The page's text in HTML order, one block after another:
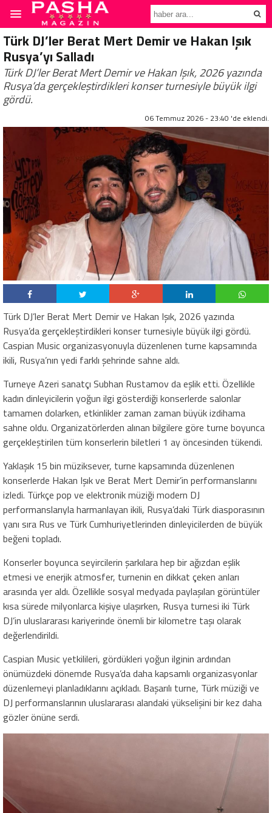
Türk DJ’ler Berat Mert Demir ve Hakan Işık
Rusya’yı Salladı
Türk DJ’ler Berat Mert Demir ve Hakan Işık, 2026 yazında
Rusya’da gerçekleştirdikleri konser turnesiyle büyük ilgi
gördü.
06 Temmuz 2026 - 23:40 'de eklendi.
Türk DJ’ler Berat Mert Demir ve Hakan Işık, 2026 yazında
Rusya’da gerçekleştirdikleri konser turnesiyle büyük ilgi gördü.
Caspian Music organizasyonuyla düzenlenen turne kapsamında
ikili, Rusya’nın yedi farklı şehrinde sahne aldı.
Turneye Azeri sanatçı Subhan Rustamov da eşlik etti. Özellikle
kadın dinleyicilerin yoğun ilgi gösterdiği konserlerde salonlar
tamamen dolarken, etkinlikler zaman zaman büyük izdihama
sahne oldu. Organizatörlerden alınan bilgilere göre turne boyunca
gerçekleştirilen tüm konserlerin biletleri 1 ay öncesinden tükendi.
Yaklaşık 15 bin müziksever, turne kapsamında düzenlenen
konserlerde Hakan Işık ve Berat Mert Demir’in performanslarını
izledi. Türkçe pop ve elektronik müziği modern DJ
performanslarıyla harmanlayan ikili, Rusya’daki Türk diasporasının
yanı sıra Rus ve Türk Cumhuriyetlerinden dinleyicilerden de büyük
beğeni topladı.
Konserler boyunca seyircilerin şarkılara hep bir ağızdan eşlik
etmesi ve enerjik atmosfer, turnenin en dikkat çeken anları
arasında yer aldı. Özellikle sosyal medyada paylaşılan görüntüler
kısa sürede milyonlarca kişiye ulaşırken, Rusya turnesi iki Türk
DJ’in uluslararası kariyerinde önemli bir kilometre taşı olarak
değerlendirildi.
Caspian Music yetkilileri, gördükleri yoğun ilginin ardından
önümüzdeki dönemde Rusya’da daha kapsamlı organizasyonlar
düzenlemeyi planladıklarını açıkladı. Başarılı turne, Türk müziği ve
DJ performanslarının uluslararası alandaki yükselişini bir kez daha
gözler önüne serdi.